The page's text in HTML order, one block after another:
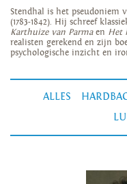
Stendhal is het pseudoniem
(1783-1842). Hij schreef
Karthuize van Parma en Het
realisten gerekend en zijn
psychologische inzicht en
ALLES